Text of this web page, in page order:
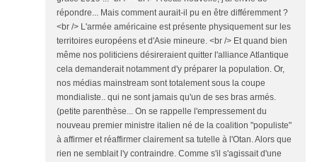
répondre... Mais comment aurait-il pu en être différemment ?
<br /> L'armée américaine est présente physiquement sur les
territoires européens et d'Asie mineure. <br /> Et quand bien
même nos politiciens désireraient quitter l'alliance Atlantique
cela demanderait notamment d'y préparer la population. Or,
nos médias mainstream sont totalement sous la coupe
mondialiste.. qui ne sont jamais qu'un de ses bras armés.
(petite parenthèse... On se rappelle l'empressement du
nouveau premier ministre italien né de la coalition "populiste"
à affirmer et réaffirmer clairement sa tutelle à l'Otan. Alors que
rien ne semblait l'y contraindre. Comme s'il s'agissait d'une